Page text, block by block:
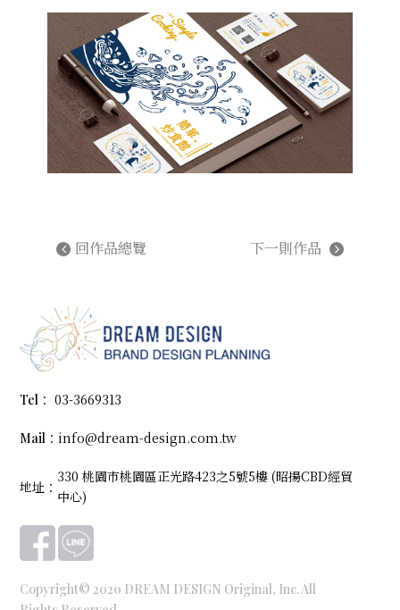
回作品總覽 下一則作品
Tel： 03-3669313
Mail： info@dream-design.com.tw
地址：
330 桃園市桃園區正光路423之5號5樓 (昭揚CBD經貿
中心)
Copyright© 2020 DREAM DESIGN Original, Inc. All